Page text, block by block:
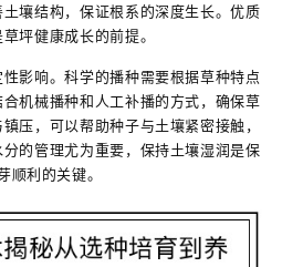
壤结构，保证根系的深度生长。优质
坪健康成长的前提。
影响。科学的播种需要根据草种特点
机械播种和人工补播的方式，确保草
压，可以帮助种子与土壤紧密接触，
的管理尤为重要，保持土壤湿润是保
顺利的关键。